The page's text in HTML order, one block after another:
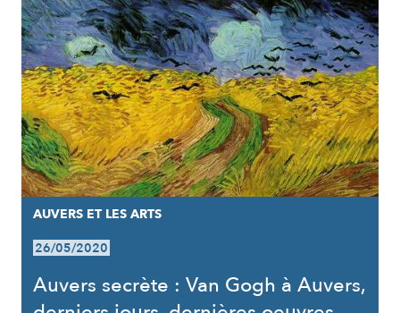
AUVERS ET LES ARTS
26/05/2020
Auvers secrète : Van Gogh à Auvers,